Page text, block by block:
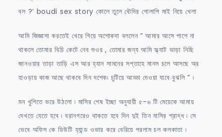
বল ?’ boudi sex story কোলে তুলে বৌদির গোলাপি মাই নিয়ে খেলা
আমি জিজ্ঞাসা করতেই খেরে গিয়ে অশোকদা বললেন ” আমার আসে পাশে না
থাকলে তোমার বিচি কেটে নেব শুওর , তোমার জন্য আমি ফ্ল্যাট ভাড়া নিছি
জানওয়ার তাড়া তাড়ি এস আর হ্যান সামনের সপ্তাহে মানস চলে আসছে অর
হাওড়ায় কাজ আছে থাকবে দিন দশেক৷ চুটিয়ে আড্ডা দেওয়া যাবে বুঝলি ” ৷
মন খুশিতে ভরে উঠলো ৷ মাসির শেষ ইচ্ছা অনুযায়ী ৫-৬ টি মেয়েকে আমায়
দেখতে যেতে হবে ৷ বরানগরেও থাকতে হবে দিন দুই তিন মাসির শ্রাদ্ধ ৷ সে
ভেবে অফিস কে ডিউটি হ্যান্ড ওভার করে বেরিয়ে পরলাম চল কলকাতা ৷